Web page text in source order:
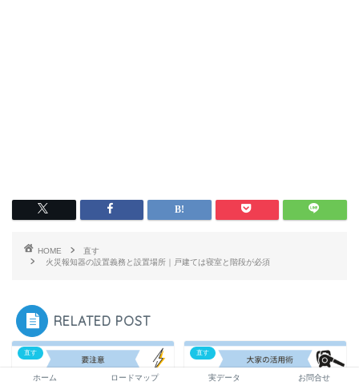
HOME
直す
火災報知器の設置義務と設置場所｜戸建ては寝室と階段が必須
RELATED POST
直す 直す
ホーム ロードマップ 実データ お問合せ